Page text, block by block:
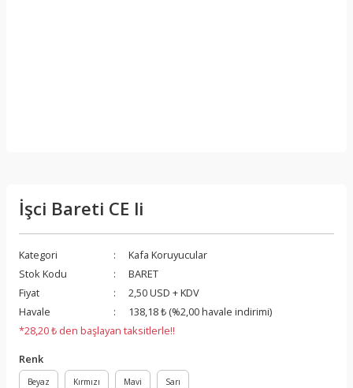
İşci Bareti CE li
Kategori
Kafa Koruyucular
Stok Kodu
BARET
Fiyat
2,50 USD + KDV
Havale
138,18 ₺ (%2,00 havale indirimi)
*28,20 ₺ den başlayan taksitlerle!!
Renk
Beyaz Kırmızı Mavi Sarı